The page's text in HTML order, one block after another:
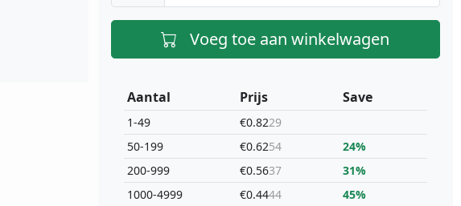
Voeg toe aan winkelwagen
Aantal
1-49
50-199
200-999
1000-4999
Prijs
€0.8229
€0.6254
€0.5637
€0.4444
Save
24%
31%
45%